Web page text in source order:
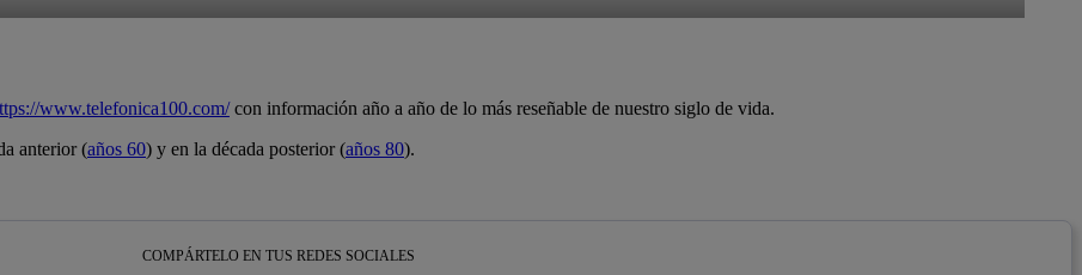
www.telefonica100.com/con información año a año de lo más reseñable de nuestro siglo de vida.
anterior (años 60) y en la década posterior (años 80).
COMPÁRTELO EN TUS REDES SOCIALES